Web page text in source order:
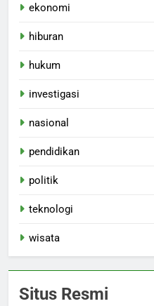
ekonomi
hiburan
hukum
investigasi
nasional
pendidikan
politik
teknologi
wisata
Situs Resmi